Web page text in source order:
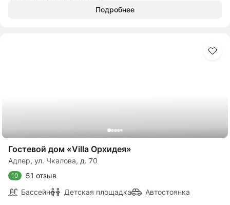
Подробнее
Гостевой дом «Villa Орхидея»
Адлер, ул. Чкалова, д. 70
10
51 отзыв
Бассейн
Детская площадка Автостоянка